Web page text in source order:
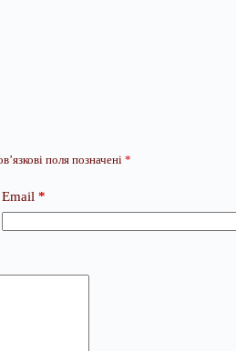
поля позначені *
Email *